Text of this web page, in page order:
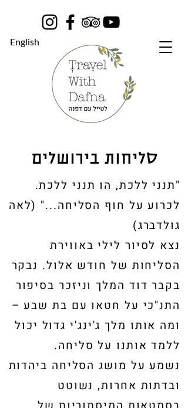
English
סליחות בירושלים
"תנני ללכת, הו תנני ללכת.
לכרוע על חוף הסליחה..." (לאה
גולדברג)
נצא לסיור לילי באווירת
הסליחות של חודש אלול. נבקר
בקבר דוד המלך וניזכר בסיפור
התנ"כי על חטאו עם בת שבע –
ומה אותו מלך ג'ינג'י גדול יכול
ללמד אותנו על סליחה.
נשמע על מושג הסליחה ביהדות
ובדתות אחרות, נשוטט